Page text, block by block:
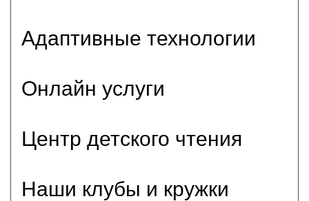
Адаптивные технологии
Онлайн услуги
Центр детского чтения
Наши клубы и кружки